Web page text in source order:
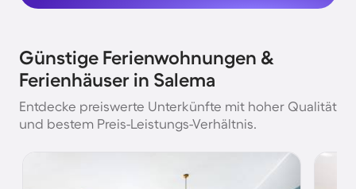
Günstige Ferienwohnungen &
Ferienhäuser in Salema
Entdecke preiswerte Unterkünfte mit hoher Qualität
und bestem Preis-Leistungs-Verhältnis.